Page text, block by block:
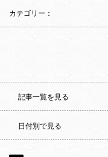
カテゴリー：
記事一覧を見る
日付別で見る